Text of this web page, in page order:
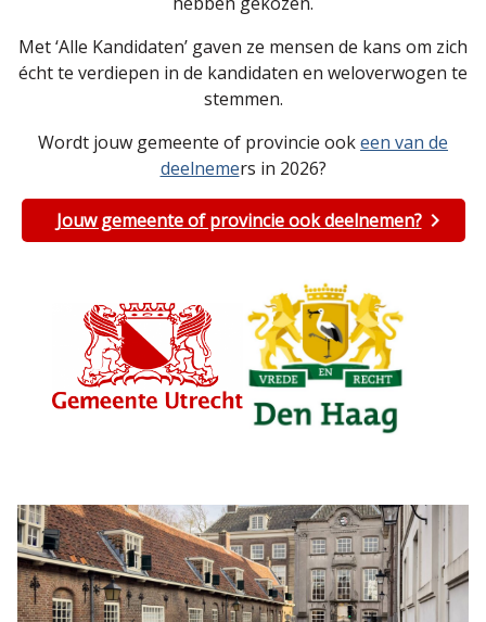
Met ‘Alle Kandidaten’ gaven ze mensen de kans om zich
écht te verdiepen in de kandidaten en weloverwogen te
stemmen.
Wordt jouw gemeente of provincie ookeen van de
deelnemers in 2026?
Jouw gemeente of provincie ook deelnemen?